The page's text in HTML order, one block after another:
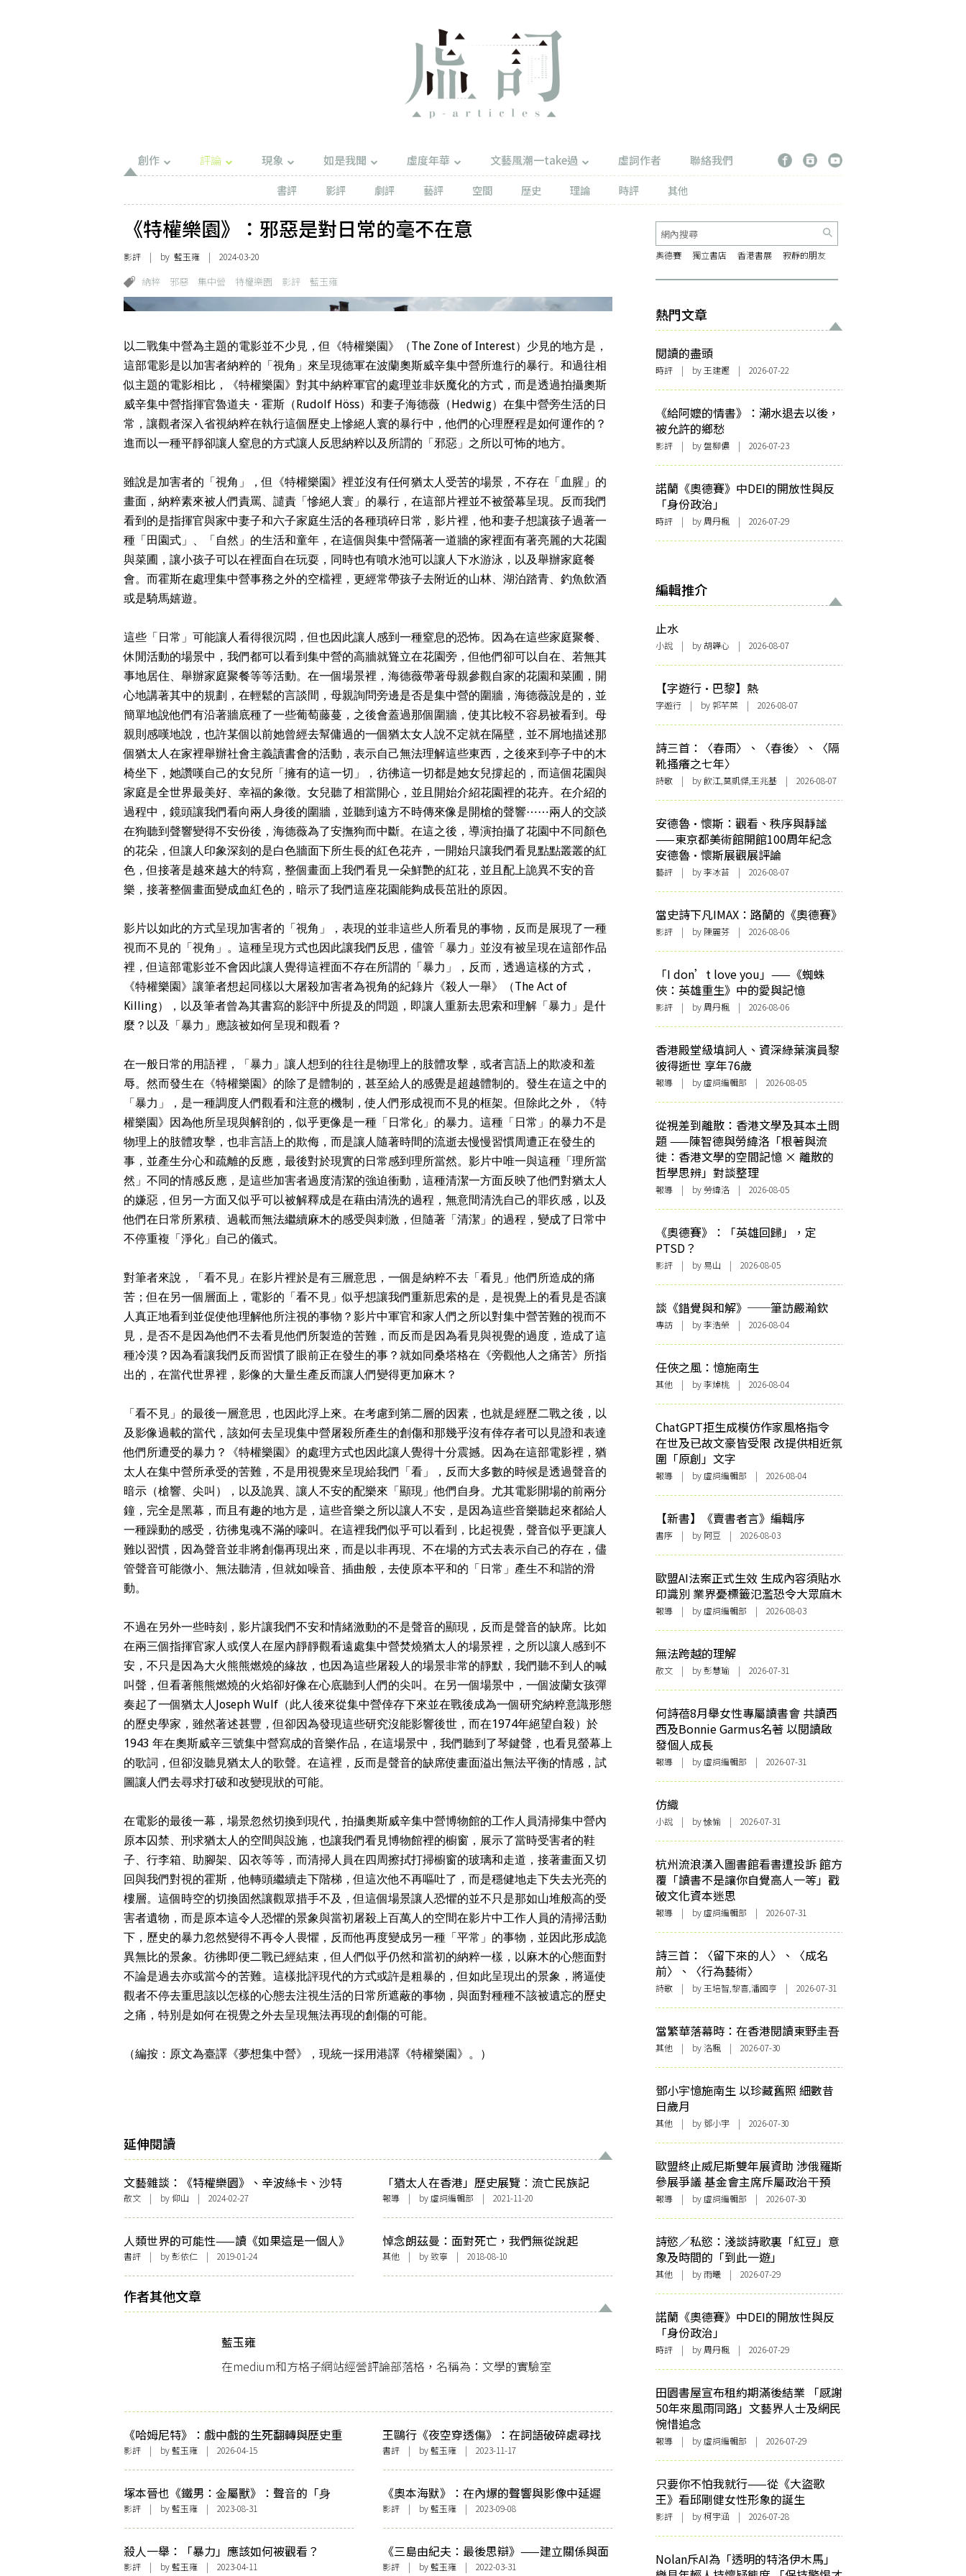
創作 評論 現象 如是我聞 虛度年華 文藝風潮一take過 虛詞作者
聯絡我們
書評
影評 劇評 藝評 空間 歷史 理論 時評 其他
《特權樂園》：邪惡是對日常的毫不在意
影評 | by 藍玉雍 | 2024-03-20
納粹 邪惡 集中營 特權樂園 影評 藍玉雍
以二戰集中營為主題的電影並不少見，但《特權樂園》（The Zone of Interest）少見的地方是，
這部電影是以加害者納粹的「視角」來呈現德軍在波蘭奧斯威辛集中營所進行的暴行。和過往相
似主題的電影相比，《特權樂園》對其中納粹軍官的處理並非妖魔化的方式，而是透過拍攝奧斯
威辛集中營指揮官魯道夫・霍斯（Rudolf Höss）和妻子海德薇（Hedwig）在集中營旁生活的日
常，讓觀者深入省視納粹在執行這個歷史上慘絕人寰的暴行中，他們的心理歷程是如何運作的？
進而以一種平靜卻讓人窒息的方式讓人反思納粹以及所謂的「邪惡」之所以可怖的地方。
雖說是加害者的「視角」，但《特權樂園》裡並沒有任何猶太人受苦的場景，不存在「血腥」的
畫面，納粹素來被人們責罵、譴責「慘絕人寰」的暴行，在這部片裡並不被螢幕呈現。反而我們
看到的是指揮官與家中妻子和六子家庭生活的各種瑣碎日常，影片裡，他和妻子想讓孩子過著一
種「田園式」、「自然」的生活和童年，在這個與集中營隔著一道牆的家裡面有著亮麗的大花園
與菜圃，讓小孩子可以在裡面自在玩耍，同時也有噴水池可以讓人下水游泳，以及舉辦家庭餐
會。而霍斯在處理集中營事務之外的空檔裡，更經常帶孩子去附近的山林、湖泊踏青、釣魚飲酒
或是騎馬嬉遊。
這些「日常」可能讓人看得很沉悶，但也因此讓人感到一種窒息的恐怖。因為在這些家庭聚餐、
休閒活動的場景中，我們都可以看到集中營的高牆就聳立在花園旁，但他們卻可以自在、若無其
事地居住、舉辦家庭聚餐等等活動。在一個場景裡，海德薇帶著母親參觀自家的花園和菜圃，開
心地講著其中的規劃，在輕鬆的言談間，母親詢問旁邊是否是集中營的圍牆，海德薇說是的，並
簡單地說他們有沿著牆底種了一些葡萄藤蔓，之後會蓋過那個圍牆，使其比較不容易被看到。母
親則感嘆地說，也許某個以前她曾經去幫傭過的一個猶太女人說不定就在隔壁，並不屑地描述那
個猶太人在家裡舉辦社會主義讀書會的活動，表示自己無法理解這些東西，之後來到亭子中的木
椅坐下，她讚嘆自己的女兒所「擁有的這一切」，彷彿這一切都是她女兒撐起的，而這個花園與
家庭是全世界最美好、幸福的象徵。女兒聽了相當開心，並且開始介紹花園裡的花卉。在介紹的
過程中，鏡頭讓我們看向兩人身後的圍牆，並聽到遠方不時傳來像是開槍的聲響⋯⋯兩人的交談
在狗聽到聲響變得不安份後，海德薇為了安撫狗而中斷。在這之後，導演拍攝了花園中不同顏色
的花朵，但讓人印象深刻的是白色牆面下所生長的紅色花卉，一開始只讓我們看見點點叢叢的紅
色，但接著是越來越大的特寫，整個畫面上我們看見一朵鮮艷的紅花，並且配上詭異不安的音
樂，接著整個畫面變成血紅色的，暗示了我們這座花園能夠成長茁壯的原因。
影片以如此的方式呈現加害者的「視角」，表現的並非這些人所看見的事物，反而是展現了一種
視而不見的「視角」。這種呈現方式也因此讓我們反思，儘管「暴力」並沒有被呈現在這部作品
裡，但這部電影並不會因此讓人覺得這裡面不存在所謂的「暴力」，反而，透過這樣的方式，
《特權樂園》讓筆者想起同樣以大屠殺加害者為視角的紀錄片《殺人一舉》（The Act of
Killing），以及筆者曾為其書寫的影評中所提及的問題，即讓人重新去思索和理解「暴力」是什
麼？以及「暴力」應該被如何呈現和觀看？
在一般日常的用語裡，「暴力」讓人想到的往往是物理上的肢體攻擊，或者言語上的欺凌和羞
辱。然而發生在《特權樂園》的除了是體制的，甚至給人的感覺是超越體制的。發生在這之中的
「暴力」，是一種調度人們觀看和注意的機制，使人們形成視而不見的框架。但除此之外，《特
權樂園》因為他所呈現與解剖的，似乎更像是一種「日常化」的暴力。這種「日常」的暴力不是
物理上的肢體攻擊，也非言語上的欺侮，而是讓人隨著時間的流逝去慢慢習慣周遭正在發生的
事，並產生分心和疏離的反應，最後對於現實的日常感到理所當然。影片中唯一與這種「理所當
然」不同的情感反應，是這些加害者過度清潔的強迫衝動，這種清潔一方面反映了他們對猶太人
的嫌惡，但另一方面又似乎可以被解釋成是在藉由清洗的過程，無意間清洗自己的罪疚感，以及
他們在日常所累積、過載而無法繼續麻木的感受與刺激，但隨著「清潔」的過程，變成了日常中
不停重複「淨化」自己的儀式。
對筆者來說，「看不見」在影片裡於是有三層意思，一個是納粹不去「看見」他們所造成的痛
苦；但在另一個層面上，電影的「看不見」似乎想讓我們重新思索的是，是視覺上的看見是否讓
人真正地看到並促使他理解他所注視的事物？影片中軍官和家人們之所以對集中營苦難的視而不
見，是否不是因為他們不去看見他們所製造的苦難，而反而是因為看見與視覺的過度，造成了這
種冷漠？因為看讓我們反而習慣了眼前正在發生的事？就如同桑塔格在《旁觀他人之痛苦》所指
出的，在當代世界裡，影像的大量生產反而讓人們變得更加麻木？
「看不見」的最後一層意思，也因此浮上來。在考慮到第二層的因素，也就是經歷二戰之後，以
及影像過載的當代，該如何去呈現集中營屠殺所產生的創傷和那幾乎沒有倖存者可以見證和表達
他們所遭受的暴力？《特權樂園》的處理方式也因此讓人覺得十分震撼。因為在這部電影裡，猶
太人在集中營所承受的苦難，不是用視覺來呈現給我們「看」，反而大多數的時候是透過聲音的
暗示（槍響、尖叫），以及詭異、讓人不安的配樂來「顯現」他們自身。尤其電影開場的前兩分
鐘，完全是黑幕，而且有趣的地方是，這些音樂之所以讓人不安，是因為這些音樂聽起來都給人
一種躁動的感受，彷彿鬼魂不滿的嚎叫。在這裡我們似乎可以看到，比起視覺，聲音似乎更讓人
難以習慣，因為聲音並非將創傷再現出來，而是以非再現、不在場的方式去表示自己的存在，儘
管聲音可能微小、無法聽清，但就如噪音、插曲般，去使原本平和的「日常」產生不和諧的滑
動。
不過在另外一些時刻，影片讓我們不安和情緒激動的不是聲音的顯現，反而是聲音的缺席。比如
在兩三個指揮官家人或僕人在屋內靜靜觀看遠處集中營焚燒猶太人的場景裡，之所以讓人感到不
安，不只是因為大火熊熊燃燒的緣故，也因為這些屠殺人的場景非常的靜默，我們聽不到人的喊
叫聲，但看著熊熊燃燒的火焰卻好像在心底聽到人們的尖叫。在另一個場景中，一個波蘭女孩彈
奏起了一個猶太人 Joseph Wulf （此人後來從集中營倖存下來並在戰後成為一個研究納粹意識形態
的歷史學家，雖然著述甚豐，但卻因為發現這些研究沒能影響後世，而在1974年絕望自殺）於
1943 年在奧斯威辛三號集中營寫成的音樂作品，在這場景中，我們聽到了琴鍵聲，也看見螢幕上
的歌詞，但卻沒聽見猶太人的歌聲。在這裡，反而是聲音的缺席使畫面溢出無法平衡的情感，試
圖讓人們去尋求打破和改變現狀的可能。
在電影的最後一幕，場景忽然切換到現代，拍攝奧斯威辛集中營博物館的工作人員清掃集中營內
原本囚禁、刑求猶太人的空間與設施，也讓我們看見博物館裡的櫥窗，展示了當時受害者的鞋
子、行李箱、助腳架、囚衣等等，而清掃人員在四周擦拭打掃櫥窗的玻璃和走道，接著畫面又切
回與我們對視的霍斯，他轉頭繼續走下階梯，但這次他不再嘔吐了，而是穩健地走下失去光亮的
樓層。這個時空的切換固然讓觀眾措手不及，但這個場景讓人恐懼的並不只是那如山堆般高的受
害者遺物，而是原本這令人恐懼的景象與當初屠殺上百萬人的空間在影片中工作人員的清掃活動
下，歷史的暴力忽然變得不再令人畏懼，反而他再度變成另一種「平常」的事物，並因此形成詭
異無比的景象。彷彿即便二戰已經結束，但人們似乎仍然和當初的納粹一樣，以麻木的心態面對
不論是過去亦或當今的苦難。這樣批評現代的方式或許是粗暴的，但如此呈現出的景象，將逼使
觀者不停去重思該以怎樣的心態去注視生活的日常所遮蔽的事物，與面對種種不該被遺忘的歷史
之痛，特別是如何在視覺之外去呈現無法再現的創傷的可能。
（編按：原文為臺譯《夢想集中營》，現統一採用港譯《特權樂園》。）
延伸閱讀
文藝雜談：《特權樂園》、辛波絲卡、沙特
散文 | by 仰山 | 2024-02-27
「猶太人在香港」歷史展覽︰流亡民族記
憶，在港首度曝光
報導 | by 虛詞編輯部 | 2021-11-20
人類世界的可能性——讀《如果這是一個人》
書評 | by彭依仁 | 2019-01-24
悼念朗茲曼：面對死亡，我們無從說起
其他 | by 致寧 | 2018-08-10
作者其他文章
藍玉雍
在medium和方格子網站經營評論部落格，名稱為：文學的實驗室
《哈姆尼特》：戲中戲的生死翻轉與歷史重
寫
影評 | by藍玉雍 | 2026-04-15
王鷗行《夜空穿透傷》：在詞語破碎處尋找
黑暗的明亮
書評 | by藍玉雍 | 2023-11-17
塚本晉也《鐵男：⾦屬獸》：聲⾳的「⾝
體」狂想曲
影評 | by藍玉雍 | 2023-08-31
《奧本海默》：在內爆的聲響與影像中延遲
展現的「線性敘事」
影評 | by藍玉雍 | 2023-09-08
殺人一舉：「暴力」應該如何被觀看？
影評 | by藍玉雍 | 2023-04-11
《三島由紀夫：最後思辯》——建立關係與面
對他人
影評 | by藍玉雍 | 2022-03-31
奧德賽 獨立書店 香港書展 寂靜的朋友
熱門文章
閱讀的盡頭
時評 | by 王建鏗 | 2026-07-22
《給阿嬤的情書》：潮水退去以後，
被允許的鄉愁
影評 | by 盤柳儂 | 2026-07-23
諾蘭《奧德賽》中DEI的開放性與反
「身份政治」
時評 | by 周丹楓 | 2026-07-29
編輯推介
止水
小說 | by 胡韡心 | 2026-08-07
【字遊行·巴黎】熱
字遊行 | by 郭芊葉 | 2026-08-07
詩三首：〈春雨〉、〈春後〉、〈隔
靴搔癢之七年〉
詩歌 | by 飲江,莫凱傑,王兆基 | 2026-08-07
安德魯·懷斯：觀看、秩序與靜謐
——東京都美術館開館100周年紀念
安德魯·懷斯展觀展評論
藝評 | by 李冰苔 | 2026-08-07
當史詩下凡IMAX：路蘭的《奧德賽》
影評 | by 陳麗芬 | 2026-08-06
「I don’t love you」——《蜘蛛
俠：英雄重生》中的愛與記憶
影評 | by 周丹楓 | 2026-08-06
香港殿堂級填詞人、資深綠葉演員黎
彼得逝世 享年76歲
報導 | by 虛詞編輯部 | 2026-08-05
從視差到離散：香港文學及其本土問
題 ——陳智德與勞緯洛「根著與流
徙：香港文學的空間記憶 × 離散的
哲學思辨」對談整理
報導 | by 勞緯洛 | 2026-08-05
《奧德賽》：「英雄回歸」，定
PTSD？
影評 | by 易山 | 2026-08-05
談《錯覺與和解》──筆訪嚴瀚欽
專訪 | by 李浩榮 | 2026-08-04
任俠之風：憶施南生
其他 | by 李焯桃 | 2026-08-04
ChatGPT拒生成模仿作家風格指令
在世及已故文豪皆受限 改提供相近氛
圍「原創」文字
報導 | by 虛詞編輯部 | 2026-08-04
【新書】《賣書者言》編輯序
書序 | by 阿豆 | 2026-08-03
歐盟AI法案正式生效 生成內容須貼水
印識別 業界憂標籤氾濫恐令大眾麻木
報導 | by 虛詞編輯部 | 2026-08-03
無法跨越的理解
散文 | by 彭慧瑜 | 2026-07-31
何詩蓓8月舉女性專屬讀書會 共讀西
西及Bonnie Garmus名著 以閱讀啟
發個人成長
報導 | by 虛詞編輯部 | 2026-07-31
仿織
小說 | by 悇愉 | 2026-07-31
杭州流浪漢入圖書館看書遭投訴 館方
覆「讀書不是讓你自覺高人一等」戳
破文化資本迷思
報導 | by 虛詞編輯部 | 2026-07-31
詩三首：〈留下來的人〉、〈成名
前〉、〈行為藝術〉
詩歌 | by 王培智,黎喜,潘國亨 | 2026-07-31
當繁華落幕時：在香港閱讀東野圭吾
其他 | by洛楓 | 2026-07-30
鄧小宇憶施南生 以珍藏舊照 細數昔
日歲月
其他 | by 鄧小宇 | 2026-07-30
歐盟終止威尼斯雙年展資助 涉俄羅斯
參展爭議 基金會主席斥屬政治干預
報導 | by 虛詞編輯部 | 2026-07-30
詩慾／私慾：淺談詩歌裏「紅豆」意
象及時間的「到此一遊」
其他 | by 雨曦 | 2026-07-29
諾蘭《奧德賽》中DEI的開放性與反
「身份政治」
時評 | by 周丹楓 | 2026-07-29
田園書屋宣布租約期滿後結業 「感謝
50年來風雨同路」文藝界人士及網民
惋惜追念
報導 | by 虛詞編輯部 | 2026-07-29
只要你不怕我就行——從《大盜歌
王》看邱剛健女性形象的誕生
影評 | by 柯宇涵 | 2026-07-28
Nolan斥AI為「透明的特洛伊木馬」